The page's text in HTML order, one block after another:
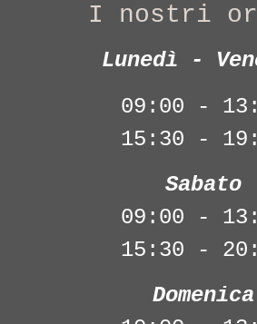
I nostri
Lunedì -
09:00 -
15:30 -
Sabato
09:00 -
15:30 -
Domenica